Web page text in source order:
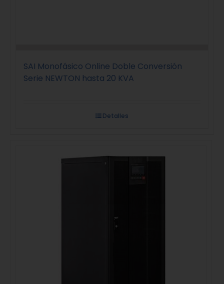
SAI Monofásico Online Doble Conversión
Serie NEWTON hasta 20 KVA
Detalles